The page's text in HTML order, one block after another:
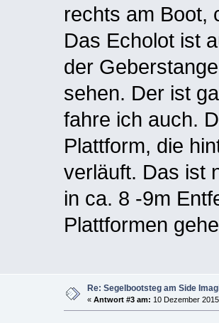
rechts am Boot,
Das Echolot ist
der
sehen. Der ist
fahre ich auch.
Plattform, die
verläuft. Das ist
in ca. 8 -9m
Plattformen
Re: Segelbootsteg am Side
« Antwort #3 am: 10 Dezember